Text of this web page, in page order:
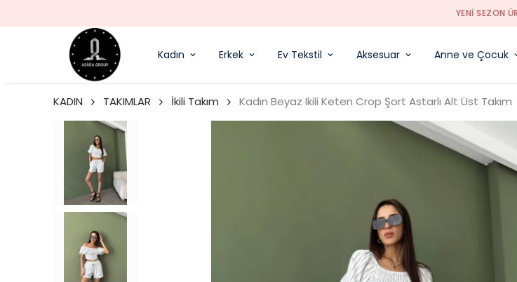
YENI SEZON ÜRÜNLER
Kadın Erkek Ev Tekstil Aksesuar Anne ve Çocuk
KADIN TAKIMLAR İkili Takım Kadın Beyaz Ikili Keten Crop Şort Astarlı Alt Üst Takım